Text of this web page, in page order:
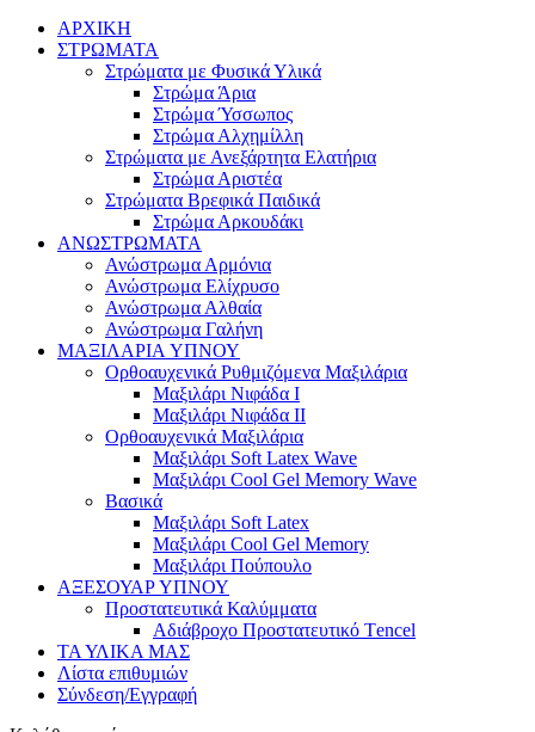
ΑΡΧΙΚΗ
ΣΤΡΩΜΑΤΑ
Στρώματα με Φυσικά Υλικά
Στρώμα Άρια
Στρώμα Ύσσωπος
Στρώμα Αλχημίλλη
Στρώματα με Ανεξάρτητα Ελατήρια
Στρώμα Αριστέα
Στρώματα Βρεφικά Παιδικά
Στρώμα Αρκουδάκι
ΑΝΩΣΤΡΩΜΑΤΑ
Ανώστρωμα Αρμόνια
Ανώστρωμα Ελίχρυσο
Ανώστρωμα Αλθαία
Ανώστρωμα Γαλήνη
ΜΑΞΙΛΑΡΙΑ YΠΝΟΥ
Ορθοαυχενικά Ρυθμιζόμενα Μαξιλάρια
Mαξιλάρι Νιφάδα Ι
Mαξιλάρι Νιφάδα ΙΙ
Ορθοαυχενικά Μαξιλάρια
Mαξιλάρι Soft Latex Wave
Mαξιλάρι Cool Gel Memory Wave
Βασικά
Mαξιλάρι Soft Latex
Mαξιλάρι Cool Gel Memory
Mαξιλάρι Πούπουλο
ΑΞΕΣΟΥΑΡ ΥΠΝΟΥ
Προστατευτικά Καλύμματα
Αδιάβροχο Προστατευτικό Τencel
ΤΑ ΥΛΙΚΑ ΜΑΣ
Λίστα επιθυμιών
Σύνδεση/Εγγραφή